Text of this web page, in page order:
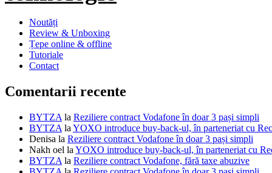
Noutăți
Review & Unboxing
Țepe online & offline
Tutoriale
Contact
Comentarii recente
BYTZA la Reziliere contract Vodafone în doar 3 pași simpli
BYTZA la YOXO introduce buy-back-ul, în parteneriat cu
Denisa la Reziliere contract Vodafone în doar 3 pași simpli
Nakh oel la YOXO introduce buy-back-ul, în parteneriat cu
BYTZA la Reziliere contract Vodafone, fără taxe abuzive